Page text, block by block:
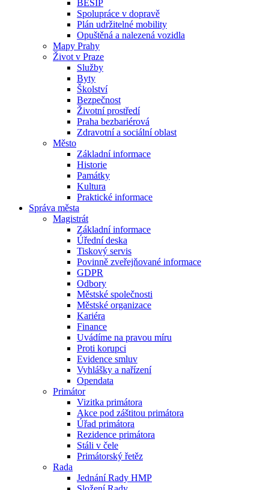
BESIP
Spolupráce v dopravě
Plán udržitelné mobility
Opuštěná a nalezená vozidla
Mapy Prahy
Život v Praze
Služby
Byty
Školství
Bezpečnost
Životní prostředí
Praha bezbariérová
Zdravotní a sociální oblast
Město
Základní informace
Historie
Památky
Kultura
Praktické informace
Správa města
Magistrát
Základní informace
Úřední deska
Tiskový servis
Povinně zveřejňované informace
GDPR
Odbory
Městské společnosti
Městské organizace
Kariéra
Finance
Uvádíme na pravou míru
Proti korupci
Evidence smluv
Vyhlášky a nařízení
Opendata
Primátor
Vizitka primátora
Akce pod záštitou primátora
Úřad primátora
Rezidence primátora
Stáli v čele
Primátorský řetěz
Rada
Jednání Rady HMP